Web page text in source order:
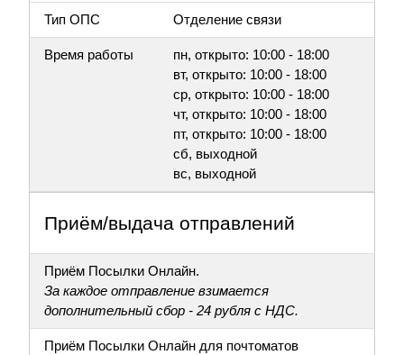
Тип ОПС Отделение связи
Время работы
пн, открыто: 10:00 - 18:00
вт, открыто: 10:00 - 18:00
ср, открыто: 10:00 - 18:00
чт, открыто: 10:00 - 18:00
пт, открыто: 10:00 - 18:00
сб, выходной
вс, выходной
Приём/выдача отправлений
Приём Посылки Онлайн.
За каждое отправление взимается
дополнительный сбор - 24 рубля с НДС.
Приём Посылки Онлайн для почтоматов